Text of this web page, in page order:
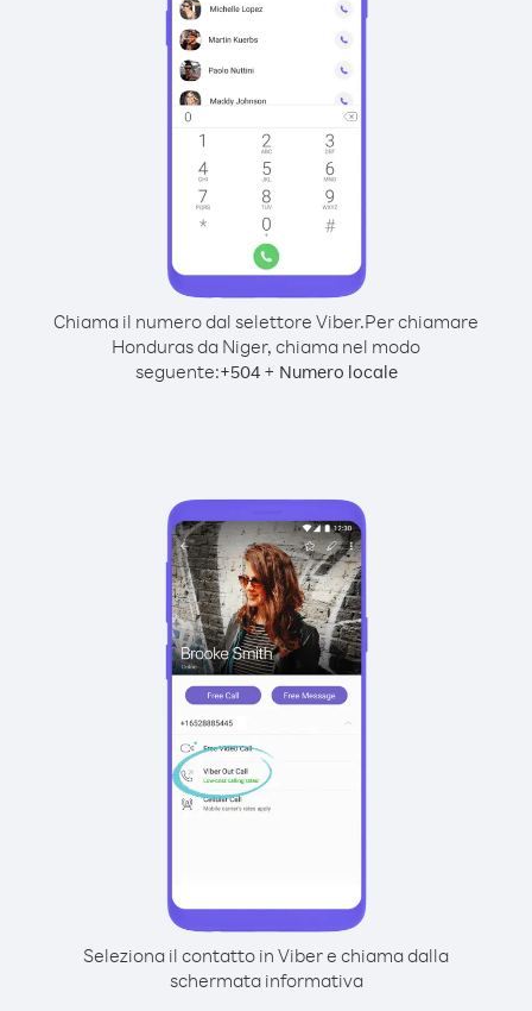
Chiama il numero dal selettore Viber.Per chiamare
Honduras da Niger, chiama nel modo
seguente:+504+ Numero locale
Seleziona il contatto in Viber e chiama dalla
schermata informativa